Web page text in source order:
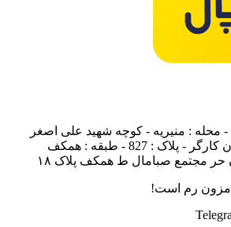
- محله : منیریه - کوچه شهید علی اصغر
: 827 - طبقه : همکف
حر مجتمع صبامال ط همکف پلاک ۱۸
مزون رم است!